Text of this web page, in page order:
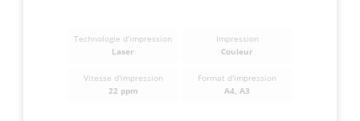
Technologie d'impression
Laser
Impression
Couleur
Vitesse d'impression
22 ppm
Format d'impression
A4, A3